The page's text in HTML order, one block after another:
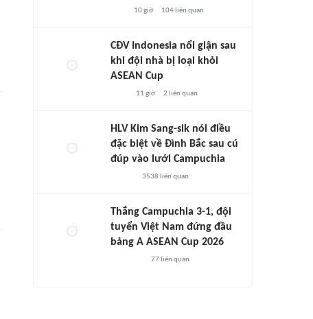
10 giờ 104liên quan
CĐV Indonesia nổi giận sau
khi đội nhà bị loại khỏi
ASEAN Cup
11 giờ 2 liên quan
HLV Kim Sang-sik nói điều
đặc biệt về Đình Bắc sau cú
đúp vào lưới Campuchia
3538 liên quan
Thắng Campuchia 3-1, đội
tuyển Việt Nam đứng đầu
bảng A ASEAN Cup 2026
77liên quan